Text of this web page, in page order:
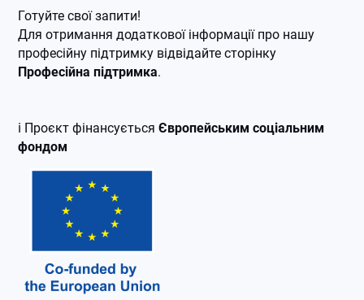
Готуйте свої запити!
Для отримання додаткової інформації про нашу
професійну підтримку відвідайте сторінку
Професійна підтримка.
ℹ️ Проєкт фінансуєтьсяЄвропейським соціальним
фондом